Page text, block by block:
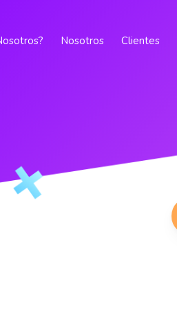
Nosotros Clientes